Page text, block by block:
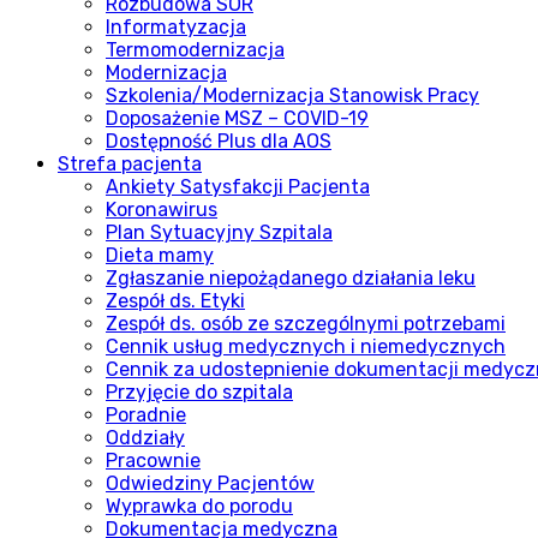
Informatyzacja
Termomodernizacja
Modernizacja
Szkolenia/Modernizacja Stanowisk Pracy
Doposażenie MSZ – COVID-19
Dostępność Plus dla AOS
Strefa pacjenta
Ankiety Satysfakcji Pacjenta
Koronawirus
Plan Sytuacyjny Szpitala
Dieta mamy
Zgłaszanie niepożądanego działania leku
Zespół ds. Etyki
Zespół ds. osób ze szczególnymi potrzebami
Cennik usług medycznych i niemedycznych
Cennik za udostepnienie dokumentacji
Przyjęcie do szpitala
Poradnie
Oddziały
Pracownie
Odwiedziny Pacjentów
Wyprawka do porodu
Dokumentacja medyczna